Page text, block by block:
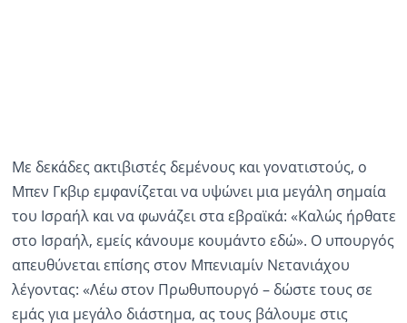
Με δεκάδες ακτιβιστές δεμένους και γονατιστούς, ο
Μπεν Γκβιρ εμφανίζεται να υψώνει μια μεγάλη σημαία
του Ισραήλ και να φωνάζει στα εβραϊκά: «Καλώς ήρθατε
στο Ισραήλ, εμείς κάνουμε κουμάντο εδώ». Ο υπουργός
απευθύνεται επίσης στον Μπενιαμίν Νετανιάχου
λέγοντας: «Λέω στον Πρωθυπουργό – δώστε τους σε
εμάς για μεγάλο διάστημα, ας τους βάλουμε στις